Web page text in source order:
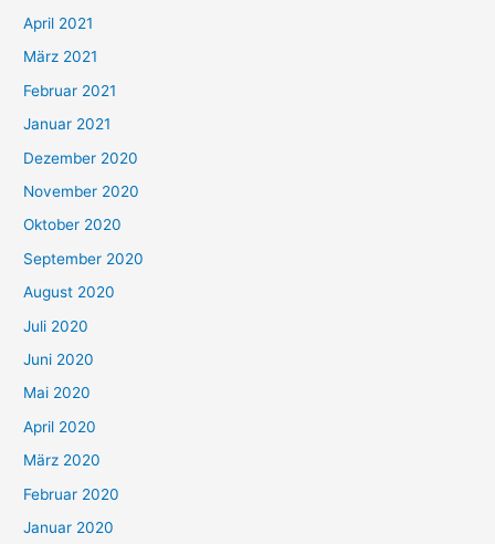
:
April 2021
März 2021
Februar 2021
Januar 2021
Dezember 2020
November 2020
Oktober 2020
September 2020
August 2020
Juli 2020
Juni 2020
Mai 2020
April 2020
März 2020
Februar 2020
Januar 2020